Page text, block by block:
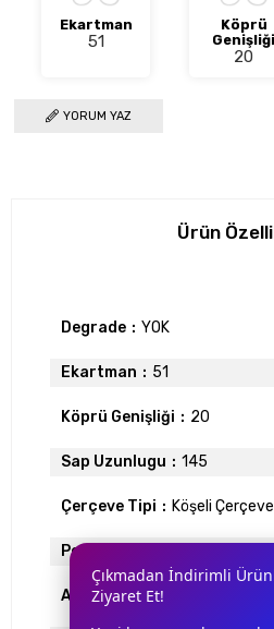
Ekartman
51
Köprü
Genişliği
20
YORUM YAZ
Ürün
Degrade YOK
Ekartman 51
Köprü Genişliği 20
Sap Uzunlugu 145
Çerçeve Tipi Köşeli Çerçeve
Polarize
Ayna YOK
Çıkmadan İndirimli
Ziyaret Et!